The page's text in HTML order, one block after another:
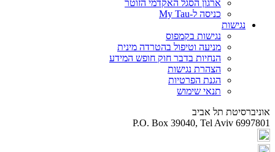
ארגון הסגל האקדמי הזוטר
כניסה ל-My Tau
נגישות
נגישות בקמפוס
מניעה וטיפול בהטרדה מינית
הנחיות בדבר חוק חופש המידע
הצהרת נגישות
הגנת הפרטיות
תנאי שימוש
אוניברסיטת תל אביב
P.O. Box 39040, Tel Aviv 6997801